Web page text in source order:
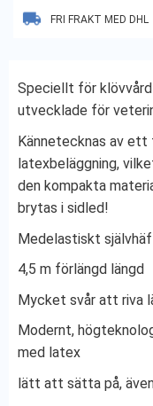
FRI FRAKT MED DHL
Speciellt för
utvecklade för
Kännetecknas av
latexbeläggning,
den kompakta
brytas i sidled!
Medelastiskt
4,5 m förlängd längd
Mycket svår att riva
Modernt,
med latex
lätt att sätta på,